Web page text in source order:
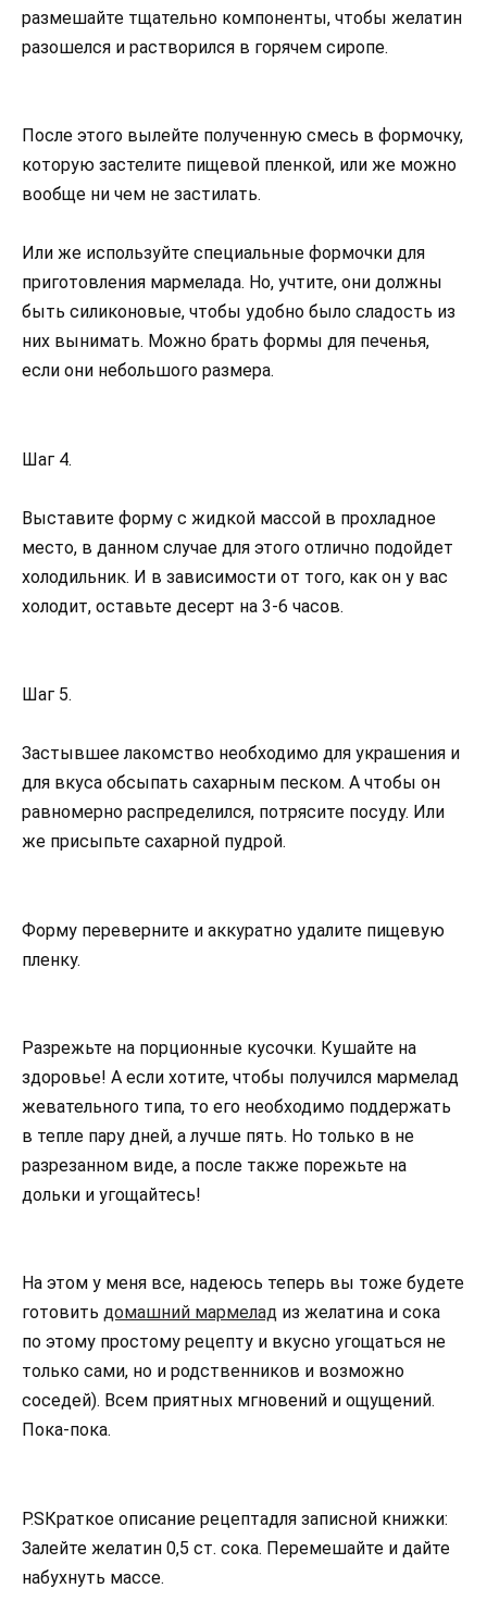
размешайте тщательно компоненты, чтобы желатин
разошелся и растворился в горячем сиропе.
После этого вылейте полученную смесь в формочку,
которую застелите пищевой пленкой, или же можно
вообще ни чем не застилать.
Или же используйте специальные формочки для
приготовления мармелада. Но, учтите, они должны
быть силиконовые, чтобы удобно было сладость из
них вынимать. Можно брать формы для печенья,
если они небольшого размера.
Шаг 4.
Выставите форму с жидкой массой в прохладное
место, в данном случае для этого отлично подойдет
холодильник. И в зависимости от того, как он у вас
холодит, оставьте десерт на 3-6 часов.
Шаг 5.
Застывшее лакомство необходимо для украшения и
для вкуса обсыпать сахарным песком. А чтобы он
равномерно распределился, потрясите посуду. Или
же присыпьте сахарной пудрой.
Форму переверните и аккуратно удалите пищевую
пленку.
Разрежьте на порционные кусочки. Кушайте на
здоровье! А если хотите, чтобы получился мармелад
жевательного типа, то его необходимо поддержать
в тепле пару дней, а лучше пять. Но только в не
разрезанном виде, а после также порежьте на
дольки и угощайтесь!
На этом у меня все, надеюсь теперь вы тоже будете
готовить домашний мармелад из желатина и сока
по этому простому рецепту и вкусно угощаться не
только сами, но и родственников и возможно
соседей). Всем приятных мгновений и ощущений.
Пока-пока.
P.SКраткое описание рецептадля записной книжки:
Залейте желатин 0,5 ст. сока. Перемешайте и дайте
набухнуть массе.